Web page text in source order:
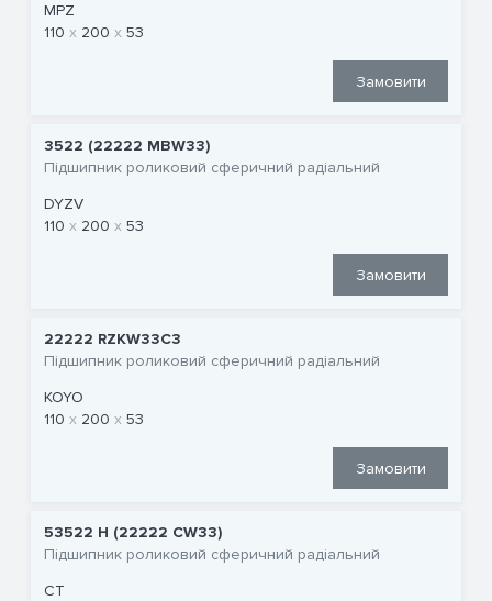
MPZ
110
200 53
Замовити
3522 (22222 MBW33)
Підшипник роликовий сферичний радіальний
DYZV
110
200 53
Замовити
22222 RZKW33C3
Підшипник роликовий сферичний радіальний
KOYO
110
200 53
Замовити
53522 H (22222 CW33)
Підшипник роликовий сферичний радіальний
CT